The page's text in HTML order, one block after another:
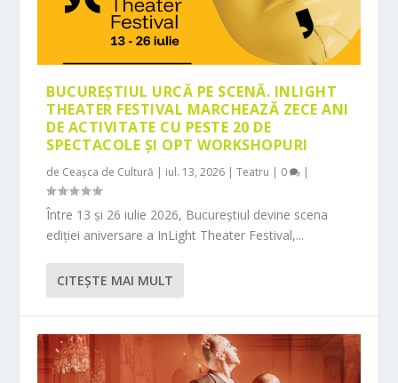
BUCUREȘTIUL URCĂ PE SCENĂ. INLIGHT
THEATER FESTIVAL MARCHEAZĂ ZECE ANI
DE ACTIVITATE CU PESTE 20 DE
SPECTACOLE ȘI OPT WORKSHOPURI
de Ceașca de Cultură | iul. 13, 2026 |Teatru | 0 |
Între 13 și 26 iulie 2026, Bucureștiul devine scena
ediției aniversare a InLight Theater Festival,...
CITEŞTE MAI MULT